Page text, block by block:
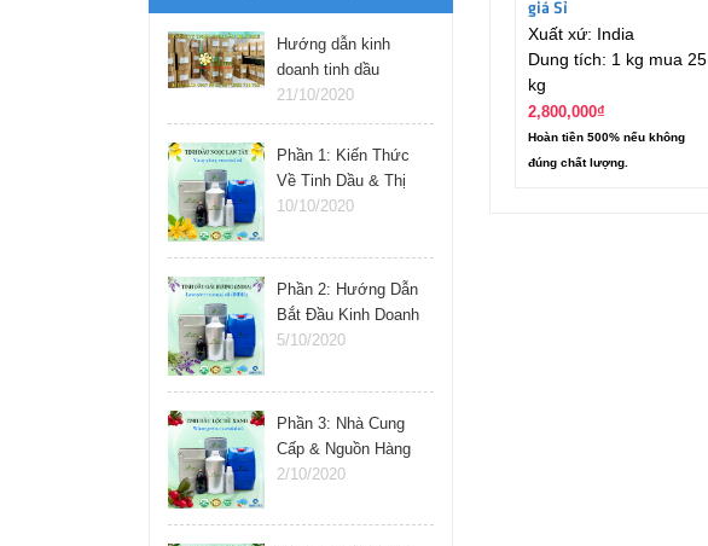
Hướng dẫn kinh
doanh tinh dầu
online
21/10/2020
Phần 1: Kiến Thức
Về Tinh Dầu & Thị
Trường
10/10/2020
Phần 2: Hướng Dẫn
Bắt Đầu Kinh Doanh
Tinh Dầu
5/10/2020
Phần 3: Nhà Cung
Cấp & Nguồn Hàng
Tinh Dầu
2/10/2020
giá Sỉ
Xuất xứ: India
Dung tích: 1 kg mua 25
kg
2,800,000₫
Hoàn tiền 500% nếu không
đúng chất lượng.